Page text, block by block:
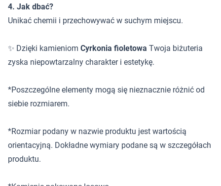
4. Jak dbać?
Unikać chemii i przechowywać w suchym miejscu.
✨ Dzięki kamieniom Cyrkonia fioletowa Twoja biżuteria
zyska niepowtarzalny charakter i estetykę.
*Poszczególne elementy mogą się nieznacznie różnić od
siebie rozmiarem.
*Rozmiar podany w nazwie produktu jest wartością
orientacyjną. Dokładne wymiary podane są w szczegółach
produktu.